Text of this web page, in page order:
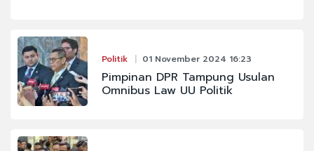
Politik 01 November 2024 16:23
Pimpinan DPR Tampung Usulan
Omnibus Law UU Politik